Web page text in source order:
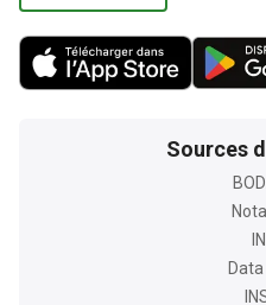
Sources